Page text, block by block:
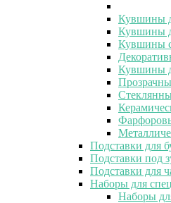
Кувшины
Кувшины
Кувшины
Кувшины
Подставки для
Подставки под
Подставки для
Наборы для
Наборы